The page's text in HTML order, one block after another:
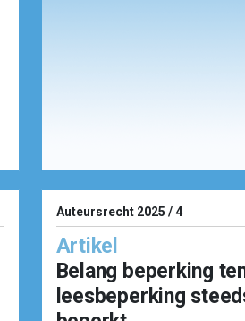
Auteursrecht 2025 / 4
Artikel
Belang beperking
leesbeperking